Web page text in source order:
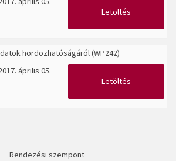
Letöltés
hordozhatóságáról (WP242)
április 05.
Letöltés
Rendezési szempont